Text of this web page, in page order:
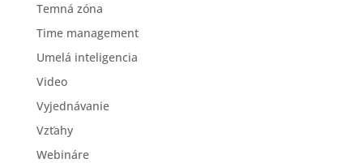
Temná zóna
Time management
Umelá inteligencia
Video
Vyjednávanie
Vzťahy
Webináre